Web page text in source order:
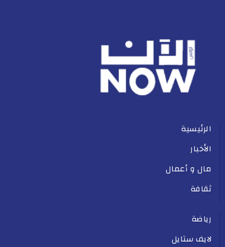
الرئيسية
الأخبار
مال و أعمال
ثقافة
رياضة
لايف ستايل